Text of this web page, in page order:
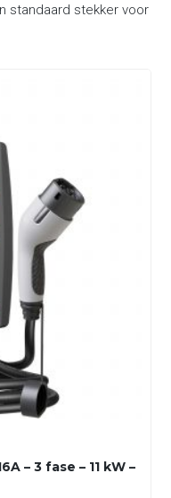
standaard stekker voor
– 3 fase – 11 kW –